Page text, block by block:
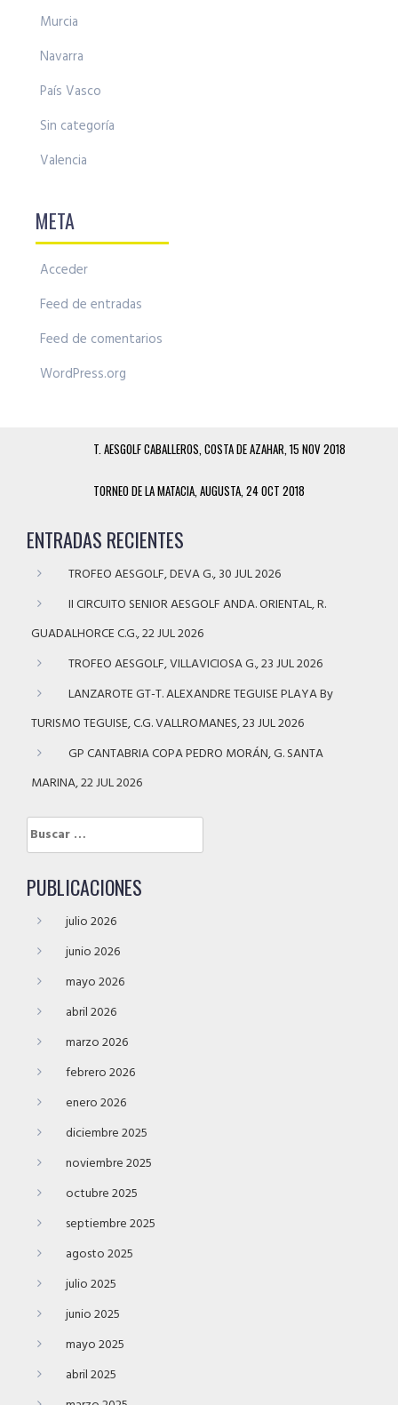
Murcia
Navarra
País Vasco
Sin categoría
Valencia
META
Acceder
Feed de entradas
Feed de comentarios
WordPress.org
T. AESGOLF CABALLEROS, COSTA DE AZAHAR, 15 NOV 2018
TORNEO DE LA MATACIA, AUGUSTA, 24 OCT 2018
ENTRADAS RECIENTES
TROFEO AESGOLF, DEVA G., 30 JUL 2026
II CIRCUITO SENIOR AESGOLF ANDA. ORIENTAL, R.
GUADALHORCE C.G., 22 JUL 2026
TROFEO AESGOLF, VILLAVICIOSA G., 23 JUL 2026
LANZAROTE GT-T. ALEXANDRE TEGUISE PLAYA By
TURISMO TEGUISE, C.G. VALLROMANES, 23 JUL 2026
GP CANTABRIA COPA PEDRO MORÁN, G. SANTA
MARINA, 22 JUL 2026
Buscar:
PUBLICACIONES
julio 2026
junio 2026
mayo 2026
abril 2026
marzo 2026
febrero 2026
enero 2026
diciembre 2025
noviembre 2025
octubre 2025
septiembre 2025
agosto 2025
julio 2025
junio 2025
mayo 2025
abril 2025